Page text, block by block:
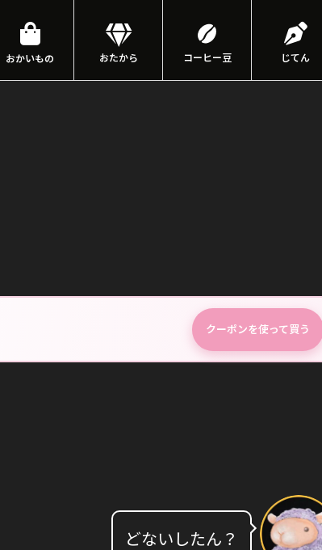
おかいもの おたから コーヒー豆 じてん
クーポンを使って買う
どないしたん？